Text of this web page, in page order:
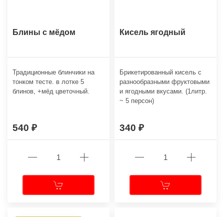
Блины с мёдом
Традиционные блинчики на
тонком тесте. в лотке 5
блинов, +мёд цветочный.
540
Кисель ягодный
Брикетированный кисель с
разнообразными фруктовыми
и ягодными вкусами. (1литр.
~ 5 персон)
340